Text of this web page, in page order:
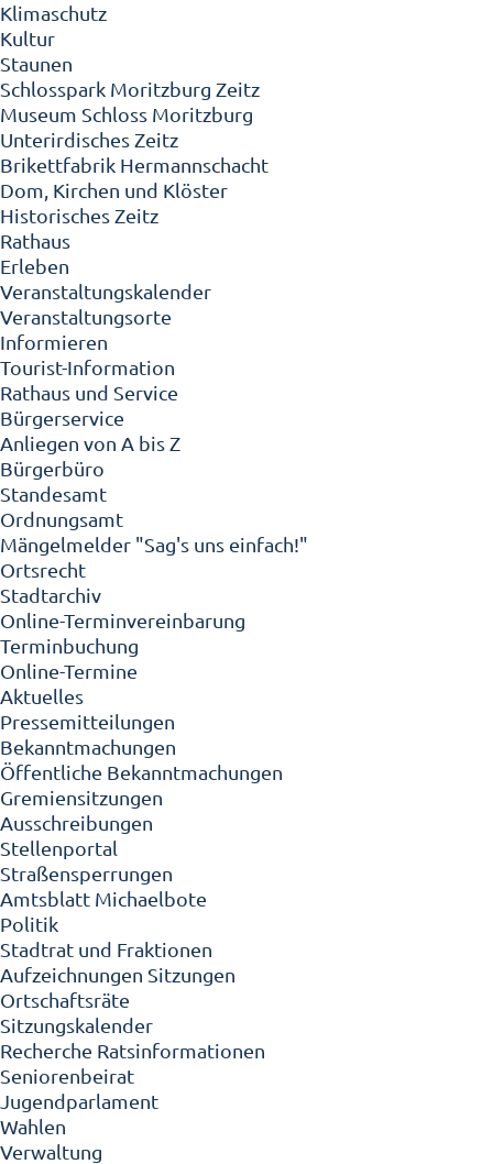
Klimaschutz
Kultur
Staunen
Schlosspark Moritzburg Zeitz
Museum Schloss Moritzburg
Unterirdisches Zeitz
Brikettfabrik Hermannschacht
Dom, Kirchen und Klöster
Historisches Zeitz
Rathaus
Erleben
Veranstaltungskalender
Veranstaltungsorte
Informieren
Tourist-Information
Rathaus und Service
Bürgerservice
Anliegen von A bis Z
Bürgerbüro
Standesamt
Ordnungsamt
Mängelmelder "Sag's uns einfach!"
Ortsrecht
Stadtarchiv
Online-Terminvereinbarung
Terminbuchung
Online-Termine
Aktuelles
Pressemitteilungen
Bekanntmachungen
Öffentliche Bekanntmachungen
Gremiensitzungen
Ausschreibungen
Stellenportal
Straßensperrungen
Amtsblatt Michaelbote
Politik
Stadtrat und Fraktionen
Aufzeichnungen Sitzungen
Ortschaftsräte
Sitzungskalender
Recherche Ratsinformationen
Seniorenbeirat
Jugendparlament
Wahlen
Verwaltung